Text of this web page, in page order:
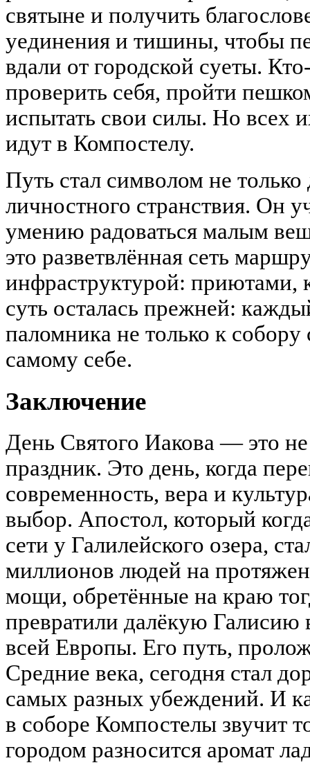
святыне и получить
уединения и тишины, чтобы
вдали от городской суеты.
проверить себя, пройти
испытать свои силы. Но всех
идут в Компостелу.
Путь стал символом не
личностного странствия. Он
умению радоваться малым
это разветвлённая сеть
инфраструктурой: приютами,
суть осталась прежней:
паломника не только к собору
самому себе.
Заключение
День Святого Иакова — это
праздник. Это день, когда
современность, вера и
выбор. Апостол, который
сети у Галилейского озера,
миллионов людей на
мощи, обретённые на краю
превратили далёкую Галисию
всей Европы. Его путь,
Средние века, сегодня стал
самых разных убеждений. И
в соборе Компостелы звучит
городом разносится аромат